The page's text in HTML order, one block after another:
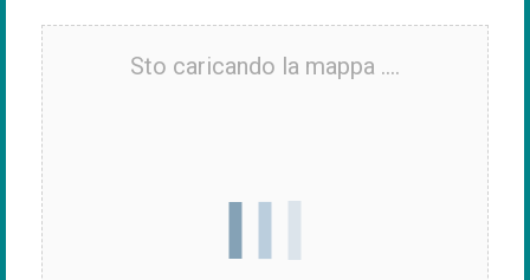
Sto caricando la mappa ....